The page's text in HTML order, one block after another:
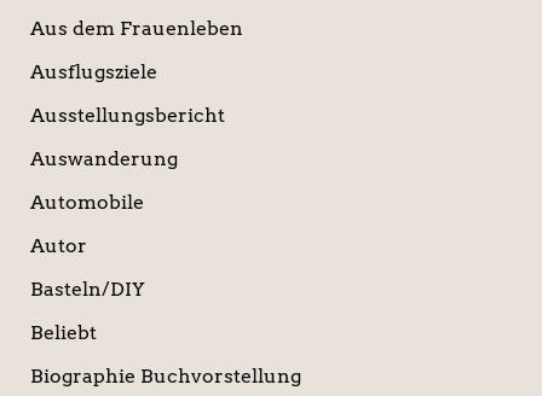
Aus dem Frauenleben
Ausflugsziele
Ausstellungsbericht
Auswanderung
Automobile
Autor
Basteln/DIY
Beliebt
Biographie Buchvorstellung